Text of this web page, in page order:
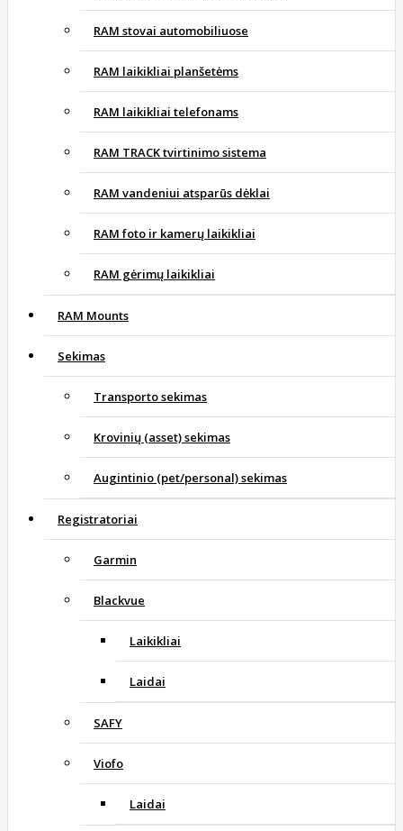
RAM stovai automobiliuose
RAM laikikliai planšetėms
RAM laikikliai telefonams
RAM TRACK tvirtinimo sistema
RAM vandeniui atsparūs dėklai
RAM foto ir kamerų laikikliai
RAM gėrimų laikikliai
RAM Mounts
Sekimas
Transporto sekimas
Krovinių (asset) sekimas
Augintinio (pet/personal) sekimas
Registratoriai
Garmin
Blackvue
Laikikliai
Laidai
SAFY
Viofo
Laidai